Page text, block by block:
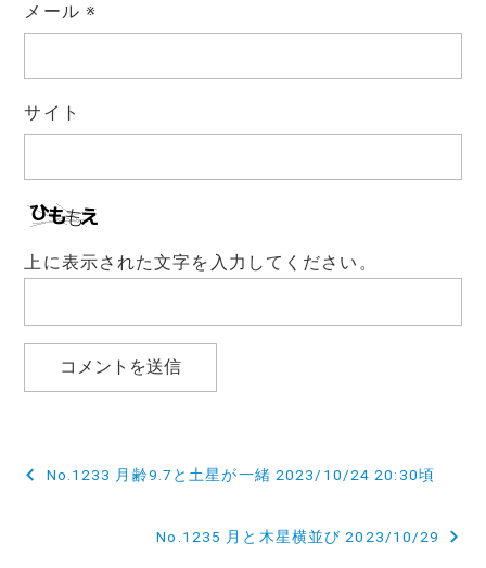
メール ※
サイト
上に表示された文字を入力してください。
投
No.1233 月齢9.7と土星が一緒 2023/10/24 20:30頃
No.1235 月と木星横並び 2023/10/29